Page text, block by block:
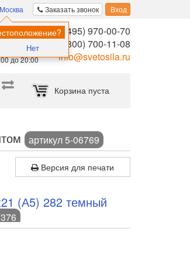
Заказать звонок Вход
Нет
в
до 20:00
8 (495) 970-00-70
8 (800) 700-11-08
info@svetosila.ru
Корзина пуста
артикул 5-06769
Версия для печати
(А5) 282 темный